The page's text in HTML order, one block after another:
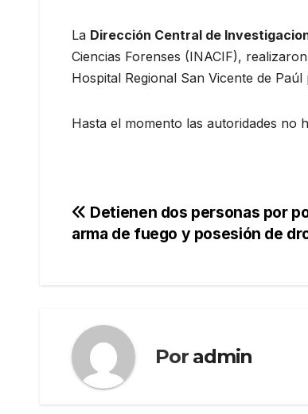
La Dirección Central de
Ciencias Forenses (INACIF),
Hospital Regional San Vicente de
Hasta el momento las autoridades no
Navegación
Detienen dos personas por
arma de fuego y posesión de
Por admin